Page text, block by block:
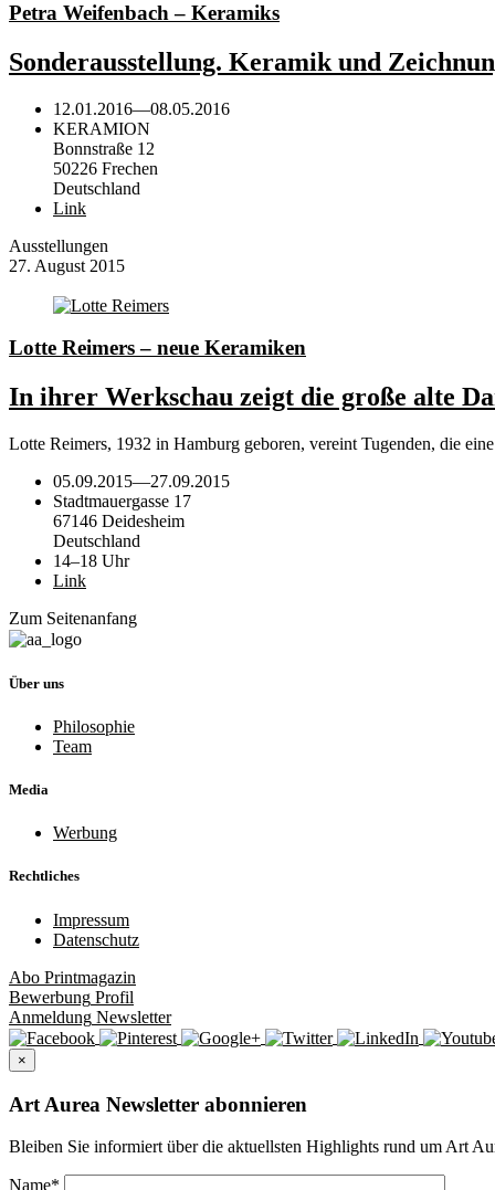
Petra Weifenbach – Keramiks
Sonderausstellung. Keramik und
12.01.2016—08.05.2016
KERAMION
Bonnstraße 12
50226 Frechen
Deutschland
Link
Ausstellungen
27. August 2015
Lotte Reimers – neue Keramiken
In ihrer Werkschau zeigt die große alte
Lotte Reimers, 1932 in Hamburg geboren, vereint Tugenden, die
05.09.2015—27.09.2015
Stadtmauergasse 17
67146 Deidesheim
Deutschland
14–18 Uhr
Link
Zum Seitenanfang
Über uns
Philosophie
Team
Media
Werbung
Rechtliches
Impressum
Datenschutz
Abo Printmagazin
Bewerbung Profil
Anmeldung Newsletter
×
Art Aurea Newsletter abonnieren
Bleiben Sie informiert über die aktuellsten Highlights rund um Art
Name*